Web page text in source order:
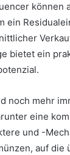
können
ein
bietet ein
noch mehr
eine
und -
auf die